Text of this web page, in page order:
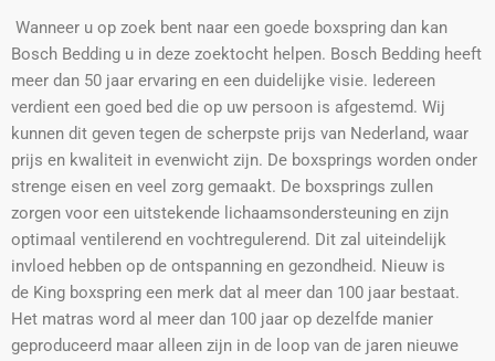
Wanneer u op zoek bent naar een goede boxspring dan kan
Bosch Bedding u in deze zoektocht helpen. Bosch Bedding heeft
meer dan 50 jaar ervaring en een duidelijke visie. Iedereen
verdient een goed bed die op uw persoon is afgestemd. Wij
kunnen dit geven tegen de scherpste prijs van Nederland, waar
prijs en kwaliteit in evenwicht zijn. De boxsprings worden onder
strenge eisen en veel zorg gemaakt. De boxsprings zullen
zorgen voor een uitstekende lichaamsondersteuning en zijn
optimaal ventilerend en vochtregulerend. Dit zal uiteindelijk
invloed hebben op de ontspanning en gezondheid. Nieuw is
de King boxspring een merk dat al meer dan 100 jaar bestaat.
Het matras word al meer dan 100 jaar op dezelfde manier
geproduceerd maar alleen zijn in de loop van de jaren nieuwe